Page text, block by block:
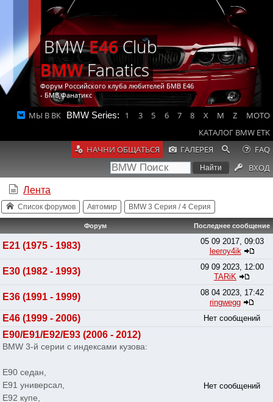
BMWE46Club
BMWFanatics
Форум Российского клуба любителей БМВ Е46
- БМВ Фанатикс
МЫ В ВК BMW Series: 1 3 5 6 7 8 X M Z
MOTO
КАТАЛОГ BMW ETK
НАЧНИ ОБЩАТЬСЯ
ГАЛЕРЕЯ
FAQ
ВХОД
Лента
Список форумов Автомир BMW 3 Серия / 4 Серия
Форум Последнее сообщение
E21 (1975 - 1983)
05 09 2017, 09:03
leeroy4ik
E30 (1982 - 1993)
09 09 2023, 12:00
TARiK
E36 (1991 - 1999)
08 04 2023, 17:42
ringwegg
E46 (1999 - 2006) Нет сообщений
E90/E91/E92/E93 (2006 - 2012)
BMW 3-й серии с индексами кузова:
E90 седан,
E91 универсал,
E92 купе,
Нет сообщений